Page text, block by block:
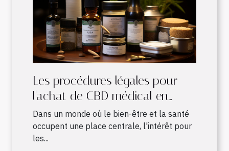
Les procédures légales pour
l'achat de CBD médical en
France
Dans un monde où le bien-être et la santé
occupent une place centrale, l'intérêt pour
les...